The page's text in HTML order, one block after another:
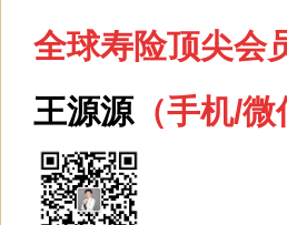
全球寿险顶尖会
王源源（手机/